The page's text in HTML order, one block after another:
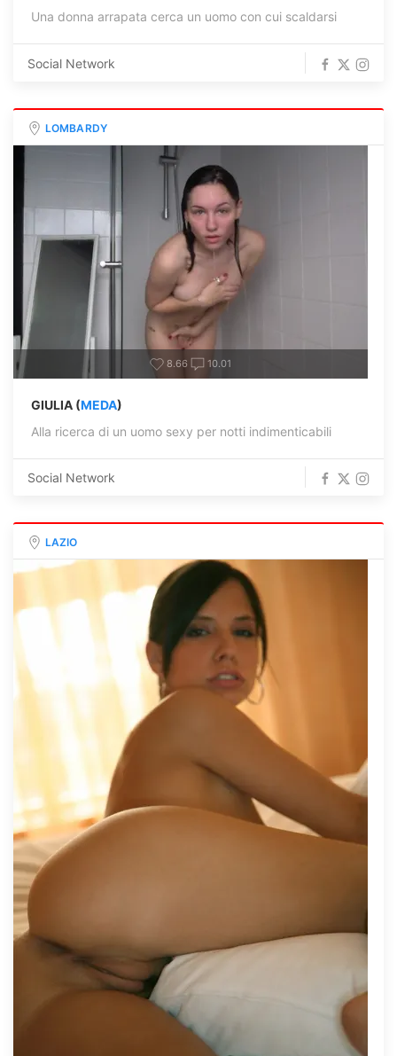
Una donna arrapata cerca un uomo con cui scaldarsi
Social Network
LOMBARDY
8.66 10.01
GIULIA (MEDA)
Alla ricerca di un uomo sexy per notti indimenticabili
Social Network
LAZIO